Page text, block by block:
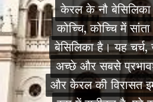
केरल के नौ
कोच्चि, कोच्चि में
बेसिलिका है। यह
अच्छे और सबसे
और केरल की विरासत
केरल के नौ
कोच्चि, कोच्चि में
बेसिलिका है। यह
अच्छे और सबसे
और केरल की विरासत